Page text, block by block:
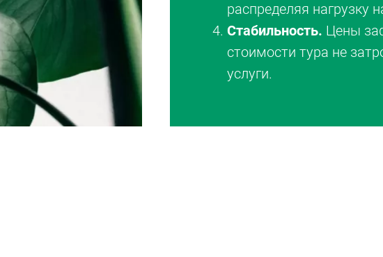
распределяя нагрузку
Стабильность. Цены
стоимости тура не
услуги.